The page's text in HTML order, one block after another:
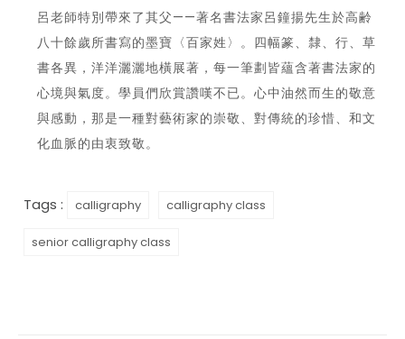
呂老師特別帶來了其父——著名書法家呂鐘揚先生於高齢
八十餘歲所書寫的墨寶〈百家姓〉。四幅篆、隸、行、草
書各異，洋洋灑灑地橫展著，每一筆劃皆蘊含著書法家的
心境與氣度。學員們欣賞讚嘆不已。心中油然而生的敬意
與感動，那是一種對藝術家的崇敬、對傳統的珍惜、和文
化血脈的由衷致敬。
Tags : calligraphy calligraphy class
senior calligraphy class